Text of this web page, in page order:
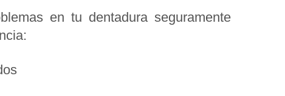
en tu dentadura seguramente